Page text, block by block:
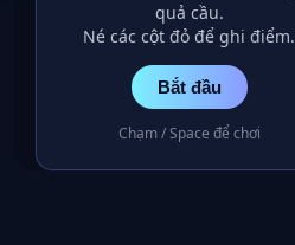
quả cầu.
Né các cột đỏ để ghi điểm.
Bắt đầu
Chạm / Space để chơi